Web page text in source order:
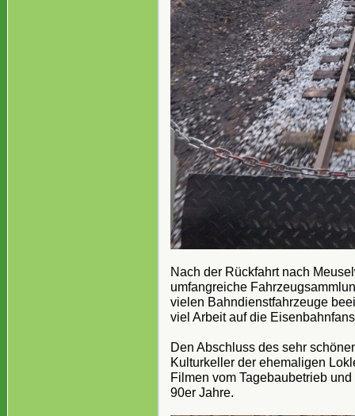
Nach der Rückfahrt nach
umfangreiche
vielen Bahndienstfahrzeuge
viel Arbeit auf die
Den Abschluss des sehr
Kulturkeller der ehemaligen
Filmen vom Tagebaubetrieb
90er Jahre.